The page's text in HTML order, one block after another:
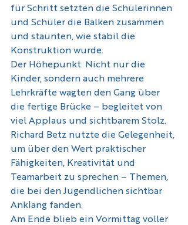
für Schritt setzten die Schülerinnen
und Schüler die Balken zusammen
und staunten, wie stabil die
Konstruktion wurde.
Der Höhepunkt: Nicht nur die
Kinder, sondern auch mehrere
Lehrkräfte wagten den Gang über
die fertige Brücke – begleitet von
viel Applaus und sichtbarem Stolz.
Richard Betz nutzte die Gelegenheit,
um über den Wert praktischer
Fähigkeiten, Kreativität und
Teamarbeit zu sprechen – Themen,
die bei den Jugendlichen sichtbar
Anklang fanden.
Am Ende blieb ein Vormittag voller